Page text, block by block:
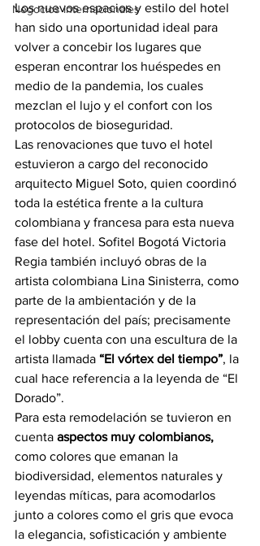
Negocios Internacionales
Los nuevos espacios y estilo del hotel
han sido una oportunidad ideal para
volver a concebir los lugares que
esperan encontrar los huéspedes en
medio de la pandemia, los cuales
mezclan el lujo y el confort con los
protocolos de bioseguridad.
Las renovaciones que tuvo el hotel
estuvieron a cargo del reconocido
arquitecto Miguel Soto, quien coordinó
toda la estética frente a la cultura
colombiana y francesa para esta nueva
fase del hotel. Sofitel Bogotá Victoria
Regia también incluyó obras de la
artista colombiana Lina Sinisterra, como
parte de la ambientación y de la
representación del país; precisamente
el lobby cuenta con una escultura de la
artista llamada “El vórtex del tiempo”, la
cual hace referencia a la leyenda de “El
Dorado”.
Para esta remodelación se tuvieron en
cuenta aspectos muy colombianos,
como colores que emanan la
biodiversidad, elementos naturales y
leyendas míticas, para acomodarlos
junto a colores como el gris que evoca
la elegancia, sofisticación y ambiente